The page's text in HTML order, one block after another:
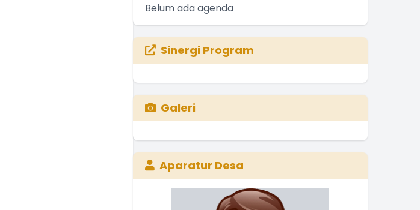
Belum ada agenda
Sinergi Program
Galeri
Aparatur Desa